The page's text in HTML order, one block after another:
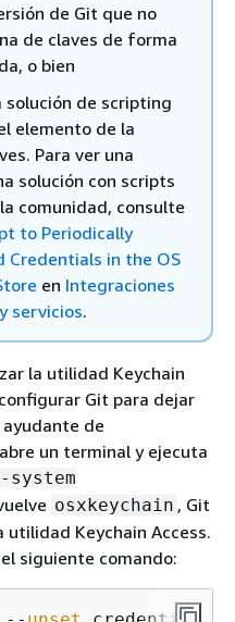
de Git que no
de claves de forma
o bien
solución de scripting
elemento de la
Para ver una
solución con scripts
comunidad, consulte
to Periodically
Credentials in the OS
en Integraciones
servicios.
la utilidad Keychain
Git para dejar
de
un terminal y ejecuta
osxkeychain , Git
Keychain Access.
siguiente comando: